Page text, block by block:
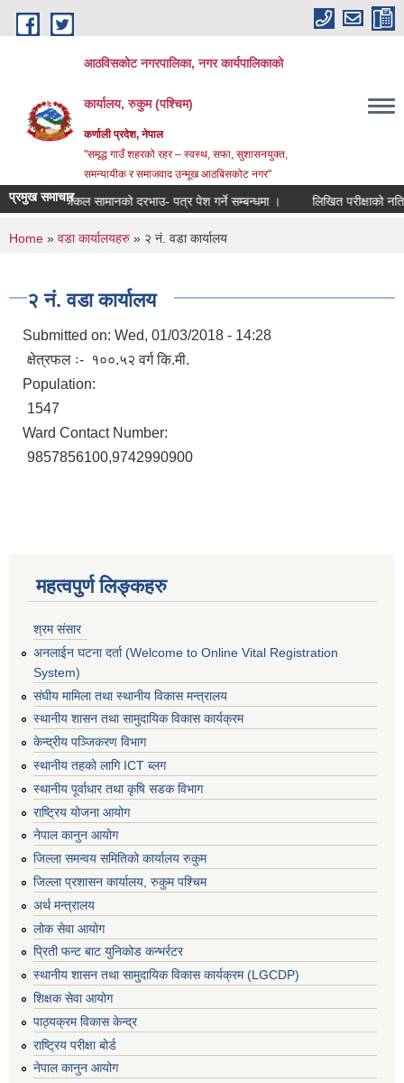
Skip to main content
आठविसकोट नगरपालिका, नगर कार्यपालिकाको
कार्यालय, रुकुम (पश्चिम)
कर्णाली प्रदेश, नेपाल
"समृद्ध गाउँ शहरको रहर – स्वस्थ, सफा, सुशासनयुक्त,
समन्यायीक र समाजवाद उन्मूख आठबिसकोट नगर"
प्रमुख समाचार
सर्जिकल सामानको दरभाउ- पत्र पेश गर्ने सम्बन्धमा । लिखित परीक्षाको नतिजा
You are here
Home » वडा कार्यालयहरु » २ नं. वडा कार्यालय
२ नं. वडा कार्यालय
Submitted on: Wed, 01/03/2018 - 14:28
क्षेत्रफल ः- १००.५२ वर्ग कि.मी.
Population:
1547
Ward Contact Number:
9857856100,9742990900
महत्वपुर्ण लिङ्कहरु
श्रम संसार
अनलाईन घटना दर्ता (Welcome to Online Vital Registration
System)
संघीय मामिला तथा स्थानीय विकास मन्त्रालय
स्थानीय शासन तथा सामुदायिक विकास कार्यक्रम
केन्द्रीय पञ्जिकरण विभाग
स्थानीय तहको लागि ICT ब्लग
स्थानीय पूर्वाधार तथा कृषि सडक विभाग
राष्ट्रिय योजना आयोग
नेपाल कानुन आयोग
जिल्ला समन्वय समितिको कार्यालय रुकुम
जिल्ला प्रशासन कार्यालय, रुकुम पश्चिम
अर्थ मन्त्रालय
लोक सेवा आयोग
प्रिती फन्ट बाट युनिकोड कन्भर्रटर
स्थानीय शासन तथा सामुदायिक विकास कार्यक्रम (LGCDP)
शिक्षक सेवा आयोग
पाठ्यक्रम विकास केन्द्र
राष्ट्रिय परीक्षा बोर्ड
नेपाल कानुन आयोग